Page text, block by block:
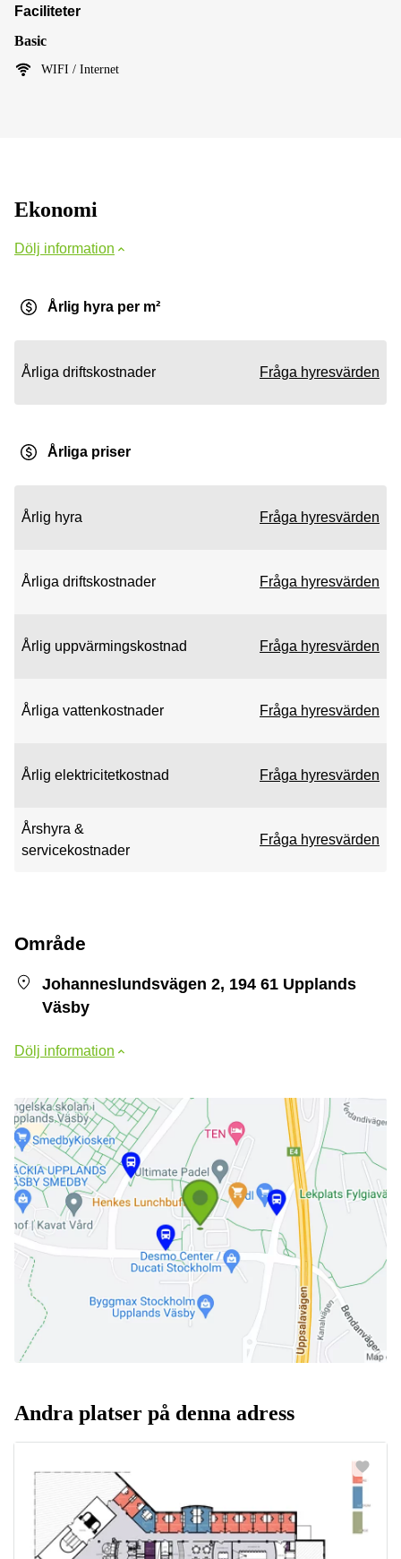
Faciliteter
Basic
WIFI / Internet
Ekonomi
Dölj information
Årlig hyra per m²
Årliga driftskostnader Fråga hyresvärden
Årliga priser
Årlig hyra Fråga hyresvärden
Årliga driftskostnader Fråga hyresvärden
Årlig uppvärmingskostnad Fråga hyresvärden
Årliga vattenkostnader Fråga hyresvärden
Årlig elektricitetkostnad Fråga hyresvärden
Årshyra &
servicekostnader
Fråga hyresvärden
Område
Johanneslundsvägen 2, 194 61 Upplands
Väsby
Dölj information
Andra platser på denna adress